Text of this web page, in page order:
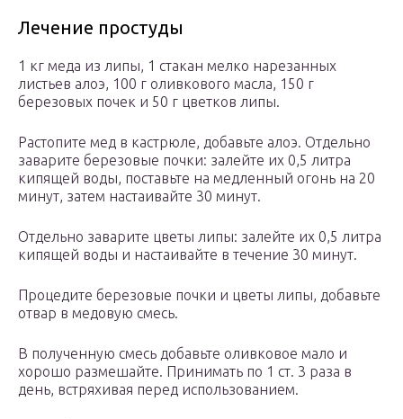
Лечение простуды
1 кг меда из липы, 1 стакан мелко нарезанных
листьев алоэ, 100 г оливкового масла, 150 г
березовых почек и 50 г цветков липы.
Растопите мед в кастрюле, добавьте алоэ. Отдельно
заварите березовые почки: залейте их 0,5 литра
кипящей воды, поставьте на медленный огонь на 20
минут, затем настаивайте 30 минут.
Отдельно заварите цветы липы: залейте их 0,5 литра
кипящей воды и настаивайте в течение 30 минут.
Процедите березовые почки и цветы липы, добавьте
отвар в медовую смесь.
В полученную смесь добавьте оливковое мало и
хорошо размешайте. Принимать по 1 ст. 3 раза в
день, встряхивая перед использованием.